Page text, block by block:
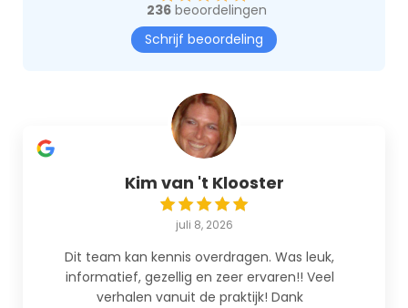
236beoordelingen
Schrijf beoordeling
Kim van 't Klooster
juli 8, 2026
Dit team kan kennis overdragen. Was leuk,
informatief, gezellig en zeer ervaren!! Veel
verhalen vanuit de praktijk! Dank